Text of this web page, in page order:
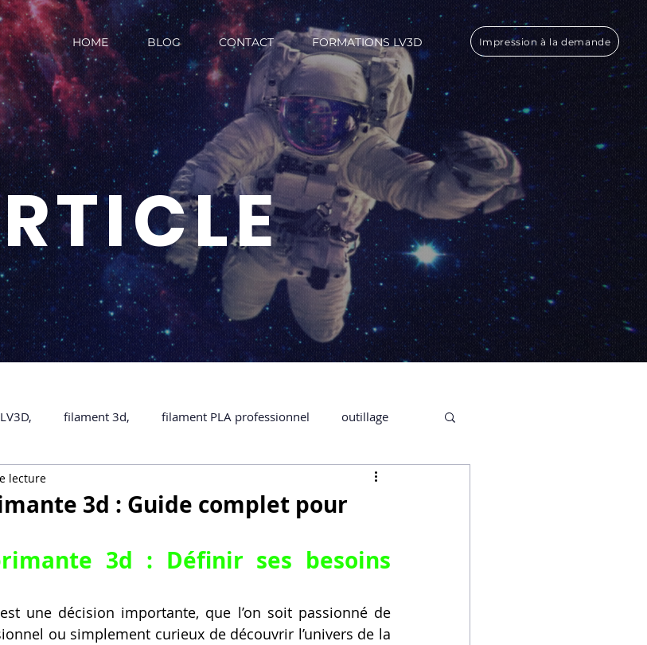
HOME BLOG CONTACT FORMATIONS LV3D Impression à la demande
filament 3d, filament PLA professionnel outillage
imprimante 3D professionelle
3D Formation 3D en ligne. Formation 3D CPF CREALITY,
3d : Guide complet pour
lecture
3d : Définir ses besoins
est une décision importante, que l’on soit passionné de
ou simplement curieux de découvrir l’univers de la